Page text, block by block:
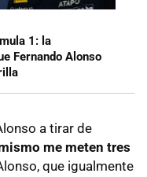
1: la
Fernando Alonso
a tirar de
me meten tres
que igualmente